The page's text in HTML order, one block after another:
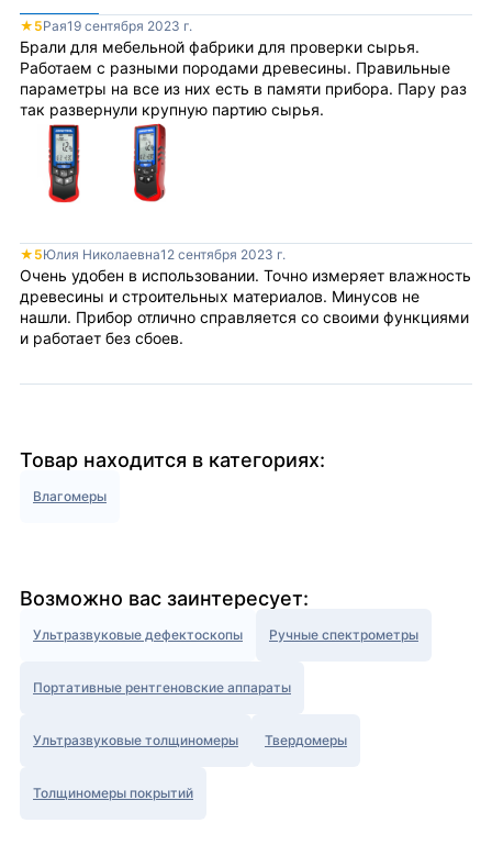
★ 5Рая19 сентября 2023 г.
Брали для мебельной фабрики для проверки сырья.
Работаем с разными породами древесины. Правильные
параметры на все из них есть в памяти прибора. Пару раз
так развернули крупную партию сырья.
★ 5Юлия Николаевна12 сентября 2023 г.
Очень удобен в использовании. Точно измеряет влажность
древесины и строительных материалов. Минусов не
нашли. Прибор отлично справляется со своими функциями
и работает без сбоев.
Товар находится в категориях:
Влагомеры
Возможно вас заинтересует:
Ультразвуковые дефектоскопы Ручные спектрометры
Портативные рентгеновские аппараты
Ультразвуковые толщиномеры Твердомеры
Толщиномеры покрытий